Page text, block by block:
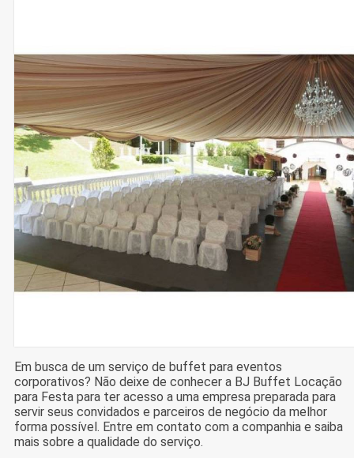
Em busca de um serviço de buffet para eventos
corporativos? Não deixe de conhecer a BJ Buffet Locação
para Festa para ter acesso a uma empresa preparada para
servir seus convidados e parceiros de negócio da melhor
forma possível. Entre em contato com a companhia e saiba
mais sobre a qualidade do serviço.